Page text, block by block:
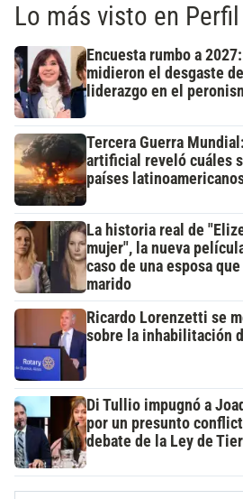
Lo más visto en Perfil
Encuesta rumbo a
midieron el desgaste
liderazgo en el
Tercera Guerra
artificial reveló cuáles
países
La historia real de
mujer", la nueva
caso de una esposa
marido
Ricardo Lorenzetti se
sobre la inhabilitación
Di Tullio impugnó a
por un presunto
debate de la Ley de